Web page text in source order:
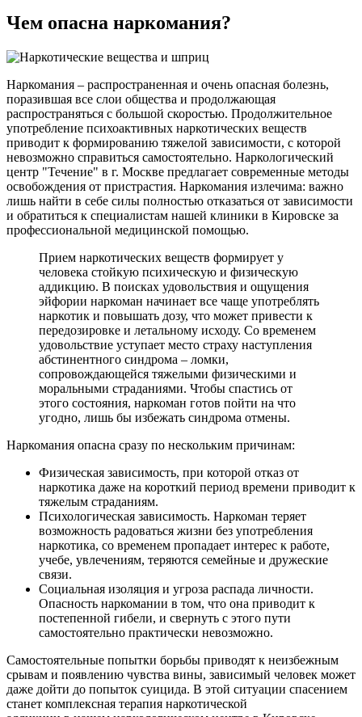
Чем опасна наркомания?
Наркомания – распространенная и очень опасная болезнь,
поразившая все слои общества и продолжающая
распространяться с большой скоростью. Продолжительное
употребление психоактивных наркотических веществ
приводит к формированию тяжелой зависимости, с которой
невозможно справиться самостоятельно. Наркологический
центр "Течение" в г. Москве предлагает современные методы
освобождения от пристрастия. Наркомания излечима: важно
лишь найти в себе силы полностью отказаться от зависимости
и обратиться к специалистам нашей клиники в Кировске за
профессиональной медицинской помощью.
Прием наркотических веществ формирует у
человека стойкую психическую и физическую
аддикцию. В поисках удовольствия и ощущения
эйфории наркоман начинает все чаще употреблять
наркотик и повышать дозу, что может привести к
передозировке и летальному исходу. Со временем
удовольствие уступает место страху наступления
абстинентного синдрома – ломки,
сопровождающейся тяжелыми физическими и
моральными страданиями. Чтобы спастись от
этого состояния, наркоман готов пойти на что
угодно, лишь бы избежать синдрома отмены.
Наркомания опасна сразу по нескольким причинам:
Физическая зависимость, при которой отказ от
наркотика даже на короткий период времени приводит к
тяжелым страданиям.
Психологическая зависимость. Наркоман теряет
возможность радоваться жизни без употребления
наркотика, со временем пропадает интерес к работе,
учебе, увлечениям, теряются семейные и дружеские
связи.
Социальная изоляция и угроза распада личности.
Опасность наркомании в том, что она приводит к
постепенной гибели, и свернуть с этого пути
самостоятельно практически невозможно.
Самостоятельные попытки борьбы приводят к неизбежным
срывам и появлению чувства вины, зависимый человек может
даже дойти до попыток суицида. В этой ситуации спасением
станет комплексная терапия наркотической